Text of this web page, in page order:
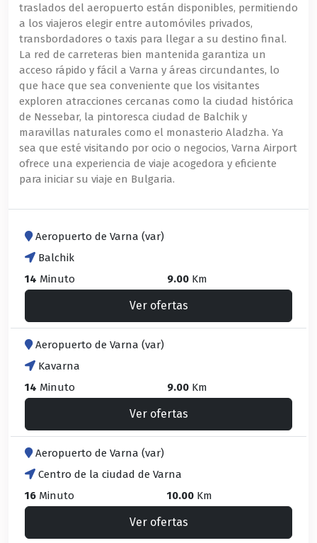
traslados del aeropuerto están disponibles, permitiendo
a los viajeros elegir entre automóviles privados,
transbordadores o taxis para llegar a su destino final.
La red de carreteras bien mantenida garantiza un
acceso rápido y fácil a Varna y áreas circundantes, lo
que hace que sea conveniente que los visitantes
exploren atracciones cercanas como la ciudad histórica
de Nessebar, la pintoresca ciudad de Balchik y
maravillas naturales como el monasterio Aladzha. Ya
sea que esté visitando por ocio o negocios, Varna Airport
ofrece una experiencia de viaje acogedora y eficiente
para iniciar su viaje en Bulgaria.
Aeropuerto de Varna (var)
Balchik
14 Minuto 9.00 Km
Ver ofertas
Aeropuerto de Varna (var)
Kavarna
14 Minuto 9.00 Km
Ver ofertas
Aeropuerto de Varna (var)
Centro de la ciudad de Varna
16 Minuto 10.00 Km
Ver ofertas